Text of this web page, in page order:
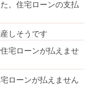
。住宅ローンの支払
しそうです
宅ローンが払えませ
ローンが払えません